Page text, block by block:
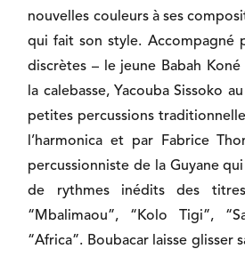
nouvelles couleurs à ses
qui fait son style. Accompagné
discrètes – le jeune Babah
la calebasse, Yacouba Sissoko
petites percussions
l’harmonica et par Fabrice
percussionniste de la Guyane
de rythmes inédits des
“Mbalimaou”, “Kolo Tigi”,
“Africa”. Boubacar laisse glisser